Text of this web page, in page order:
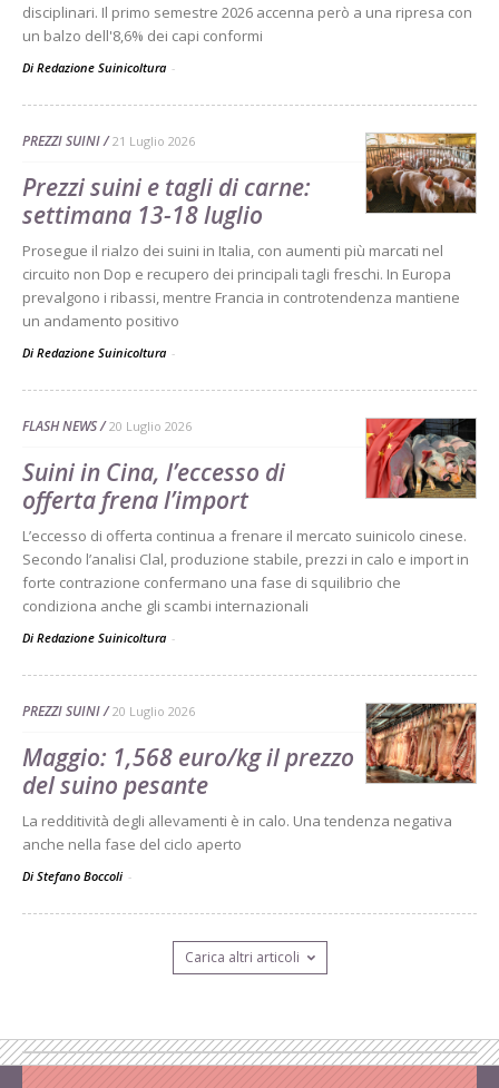
disciplinari. Il primo semestre 2026 accenna però a una ripresa con
un balzo dell'8,6% dei capi conformi
Di Redazione Suinicoltura -
PREZZI SUINI 21 Luglio 2026
Prezzi suini e tagli di carne:
settimana 13-18 luglio
Prosegue il rialzo dei suini in Italia, con aumenti più marcati nel
circuito non Dop e recupero dei principali tagli freschi. In Europa
prevalgono i ribassi, mentre Francia in controtendenza mantiene
un andamento positivo
Di Redazione Suinicoltura -
FLASH NEWS 20 Luglio 2026
Suini in Cina, l’eccesso di
offerta frena l’import
L’eccesso di offerta continua a frenare il mercato suinicolo cinese.
Secondo l’analisi Clal, produzione stabile, prezzi in calo e import in
forte contrazione confermano una fase di squilibrio che
condiziona anche gli scambi internazionali
Di Redazione Suinicoltura -
PREZZI SUINI 20 Luglio 2026
Maggio: 1,568 euro/kg il prezzo
del suino pesante
La redditività degli allevamenti è in calo. Una tendenza negativa
anche nella fase del ciclo aperto
Di Stefano Boccoli -
Carica altri articoli